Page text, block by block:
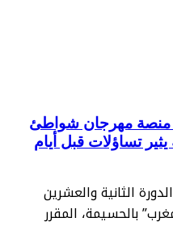
منصة مهرجان شواطئ
تساؤلات قبل أيام
الثانية والعشرين
بالحسيمة، المقرر